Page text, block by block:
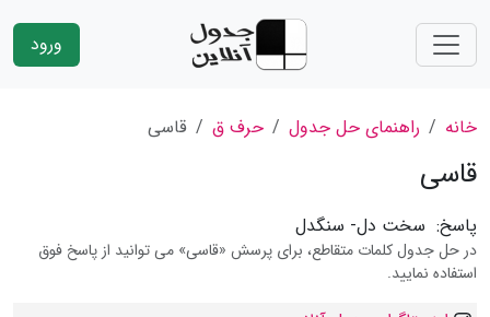
ورود
خانه راهنمای حل جدول حرف ق قاسی
قاسی
پاسخ: سخت دل- سنگدل
در حل جدول کلمات متقاطع، برای پرسش «قاسی» می توانید از پاسخ فوق
استفاده نمایید.